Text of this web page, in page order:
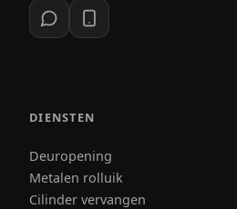
DIENSTEN
Deuropening
Metalen rolluik
Cilinder vervangen